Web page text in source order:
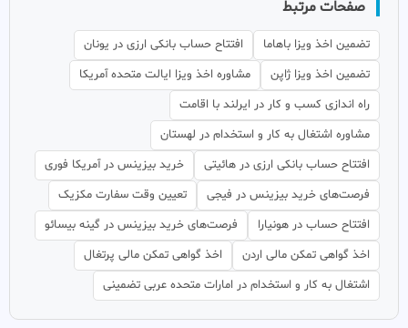
صفحات مرتبط
تضمین اخذ ویزا باهاما
افتتاح حساب بانکی ارزی در یونان
تضمین اخذ ویزا ژاپن
مشاوره اخذ ویزا ایالت متحده آمریکا
راه اندازی کسب و کار در ایرلند با اقامت
مشاوره اشتغال به کار و استخدام در لهستان
افتتاح حساب بانکی ارزی در هائیتی
خرید بیزینس در آمریکا فوری
فرصت‌های خرید بیزینس در فیجی
تعیین وقت سفارت مکزیک
افتتاح حساب در هونیارا
فرصت‌های خرید بیزینس در گینه بیسائو
اخذ گواهی تمکن مالی اردن
اخذ گواهی تمکن مالی پرتغال
اشتغال به کار و استخدام در امارات متحده عربی تضمینی